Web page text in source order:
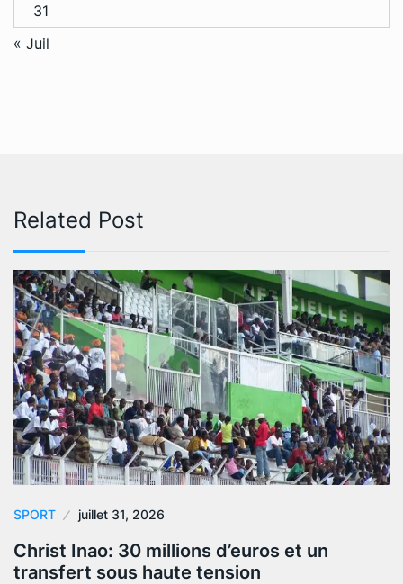
31
« Juil
Related Post
SPORT juillet 31, 2026
Christ Inao: 30 millions d’euros et un
transfert sous haute tension